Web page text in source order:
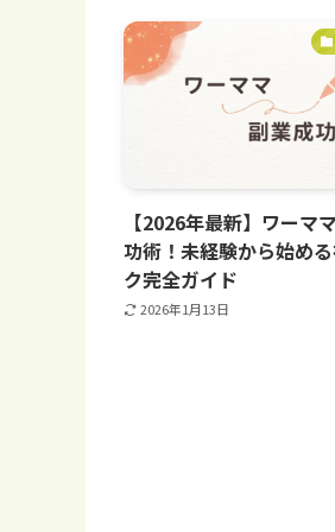
【2026年最新】ワーマ
功術！未経験から始め
ク完全ガイド
2026年1月13日